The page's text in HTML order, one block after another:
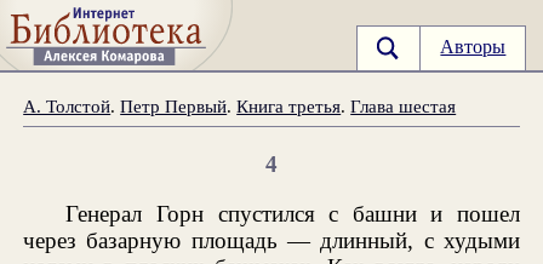
Авторы
А. Толстой.Петр Первый.Книга третья.Глава шестая
4
Генерал Горн спустился с башни и пошел
через базарную площадь — длинный, с худыми